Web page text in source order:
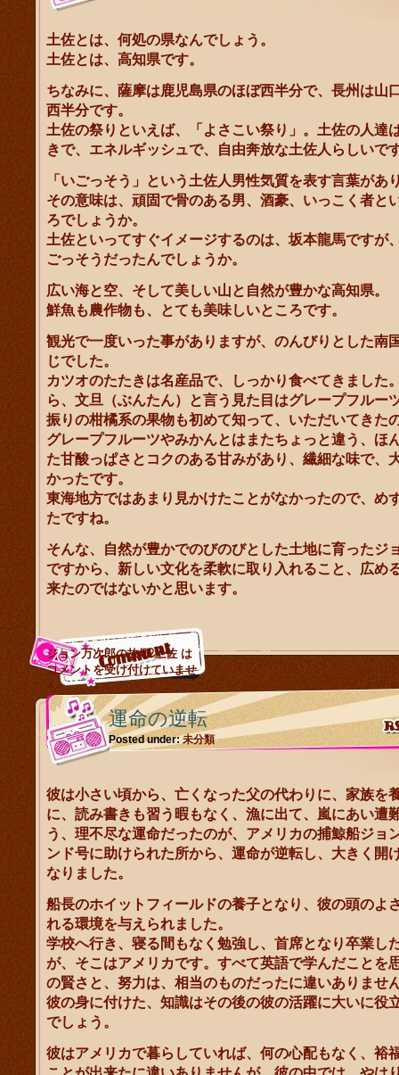
土佐とは、何処の県なんでしょう。
土佐とは、高知県です。
ちなみに、薩摩は鹿児島県のほぼ西半分で、長州は山
西半分です。
土佐の祭りといえば、「よさこい祭り」。土佐の人達
きで、エネルギッシュで、自由奔放な土佐人らしいで
「いごっそう」という土佐人男性気質を表す言葉があ
その意味は、頑固で骨のある男、酒豪、いっこく者と
ろでしょうか。
土佐といってすぐイメージするのは、坂本龍馬ですが
ごっそうだったんでしょうか。
広い海と空、そして美しい山と自然が豊かな高知県。
鮮魚も農作物も、とても美味しいところです。
観光で一度いった事がありますが、のんびりとした南
じでした。
カツオのたたきは名産品で、しっかり食べてきました
ら、文旦（ぶんたん）と言う見た目はグレープフルー
振りの柑橘系の果物も初めて知って、いただいてきた
グレープフルーツやみかんとはまたちょっと違う、ほ
た甘酸っぱさとコクのある甘みがあり、繊細な味で、
かったです。
東海地方ではあまり見かけたことがなかったので、め
たですね。
そんな、自然が豊かでのびのびとした土地に育ったジ
ですから、新しい文化を柔軟に取り入れること、広め
来たのではないかと思います。
ジョン万次郎の故郷 土佐 は
コメントを受け付けていませ
ん。
運命の逆転
Posted under:未分類
彼は小さい頃から、亡くなった父の代わりに、家族を
に、読み書きも習う暇もなく、漁に出て、嵐にあい遭
う、理不尽な運命だったのが、アメリカの捕鯨船ジョ
ンド号に助けられた所から、運命が逆転し、大きく開
なりました。
船長のホイットフィールドの養子となり、彼の頭のよ
れる環境を与えられました。
学校へ行き、寝る間もなく勉強し、首席となり卒業し
が、そこはアメリカです。すべて英語で学んだことを
の賢さと、努力は、相当のものだったに違いありませ
彼の身に付けた、知識はその後の彼の活躍に大いに役
でしょう。
彼はアメリカで暮らしていれば、何の心配もなく、裕